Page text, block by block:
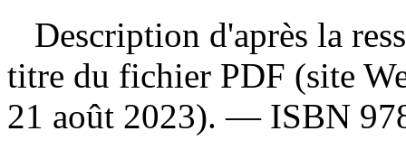
Description d'après la
titre du fichier PDF (site
21 août 2023). — ISBN